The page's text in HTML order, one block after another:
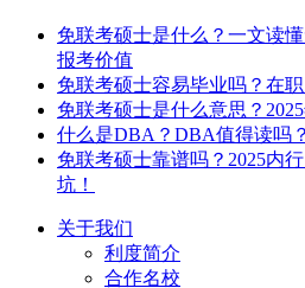
免联考硕士是什么？一文读
报考价值
免联考硕士容易毕业吗？在
免联考硕士是什么意思？
什么是DBA？DBA值得读吗
免联考硕士靠谱吗？2025内
坑！
关于我们
利度简介
合作名校